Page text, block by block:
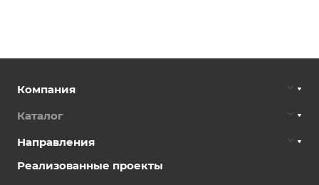
Компания
Каталог
Направления
Реализованные проекты